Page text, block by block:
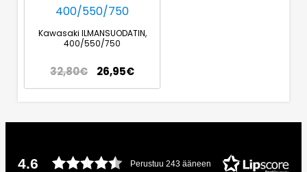
Kawasaki ILMANSUODATIN,
400/550/750
32,80€ 26,95€
4.6 Perustuu 243 ääneen